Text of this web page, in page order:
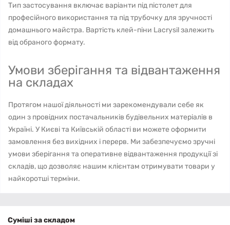
Тип застосування включає варіанти під пістолет для
професійного використання та під трубочку для зручності
домашнього майстра. Вартість клей-піни Lacrysil залежить
від обраного формату.
Умови зберігання та відвантаження
на складах
Протягом нашої діяльності ми зарекомендували себе як
один з провідних постачальників будівельних матеріалів в
Україні. У Києві та Київській області ви можете оформити
замовлення без вихідних і перерв. Ми забезпечуємо зручні
умови зберігання та оперативне відвантаження продукції зі
складів, що дозволяє нашим клієнтам отримувати товари у
найкоротші терміни.
Суміші за складом